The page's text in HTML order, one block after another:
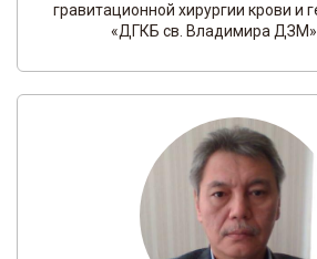
гравитационной хирургии крови и
«ДГКБ св. Владимира